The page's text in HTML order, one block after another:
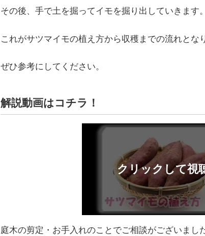
その後、手で土を掘ってイモを掘り出していきます。
これがサツマイモの植え方から収穫までの流れとな
ぜひ参考にしてください。
解説動画はコチラ！
庭木の剪定・お手入れのことでご相談がございまし